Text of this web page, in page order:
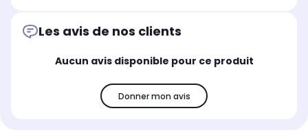
Les avis de nos clients
Aucun avis disponible pour ce produit
Donner mon avis